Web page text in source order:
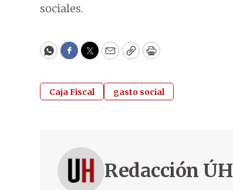
sociales.
WhatsApp
Facebook
Twitter
EmailCopyPrint
Caja Fiscal gasto social
Redacción ÚH